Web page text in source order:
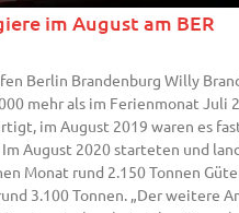
im August am BER
Berlin Brandenburg Willy
mehr als im Ferienmonat
im August 2019 waren es
August 2020 starteten und
Monat rund 2.150 Tonnen
3.100 Tonnen. „Der weitere